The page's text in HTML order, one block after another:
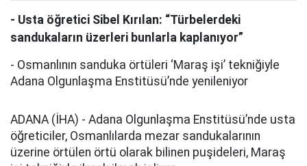
- Usta öğretici Sibel Kırılan: “Türbelerdeki
sandukaların üzerleri bunlarla kaplanıyor”
- Osmanlının sanduka örtüleri ‘Maraş işi’ tekniğiyle
Adana Olgunlaşma Enstitüsü’nde yenileniyor
ADANA (İHA) - Adana Olgunlaşma Enstitüsü’nde usta
öğreticiler, Osmanlılarda mezar sandukalarının
üzerine örtülen örtü olarak bilinen puşideleri, Maraş